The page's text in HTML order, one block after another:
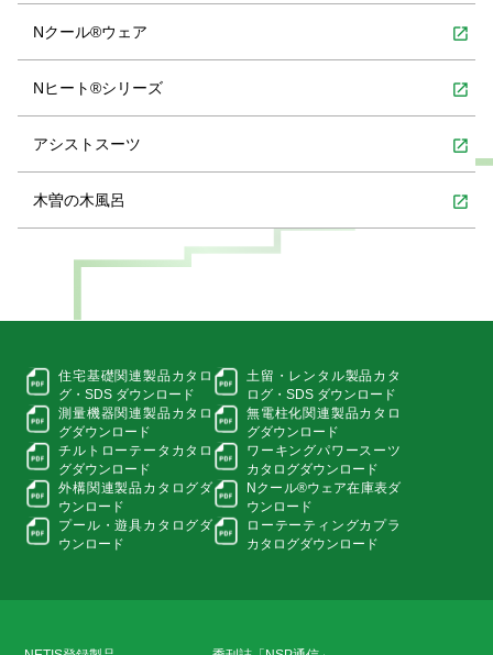
Nクール®ウェア open_in_new
Nヒート®シリーズ open_in_new
アシストスーツ open_in_new
木曽の木風呂 open_in_new
住宅基礎関連製品カタロ
グ・SDS ダウンロード
土留・レンタル製品カタ
ログ・ SDS ダウンロード
測量機器関連製品カタロ
グダウンロード
無電柱化関連製品カタロ
グダウンロード
チルトローテータカタロ
グダウンロード
ワーキングパワースーツ
カタログダウンロード
外構関連製品カタログダ
ウンロード
Nクール®ウェア在庫表ダ
ウンロード
プール・遊具カタログダ
ウンロード
ローテーティングカプラ
カタログダウンロード